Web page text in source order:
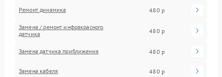
Ремонт динамика 480 р
Замена / ремонт инфракрасного
датчика
480 р
Замена датчика приближения 480 р
Замена кабеля 480 р